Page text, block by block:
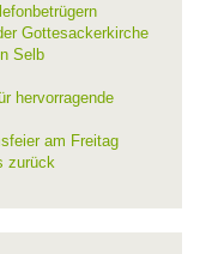
Gottesackerkirche
Selb
hervorragende
am Freitag
zurück